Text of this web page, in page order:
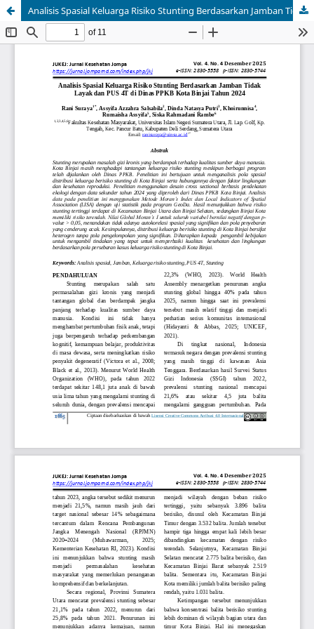
Analisis Spasial Keluarga Risiko Stunting Berdasarkan Jamban Tidak Layak dan PUS 4T di Dinas PPKB Kota Binjai Tahun 2024